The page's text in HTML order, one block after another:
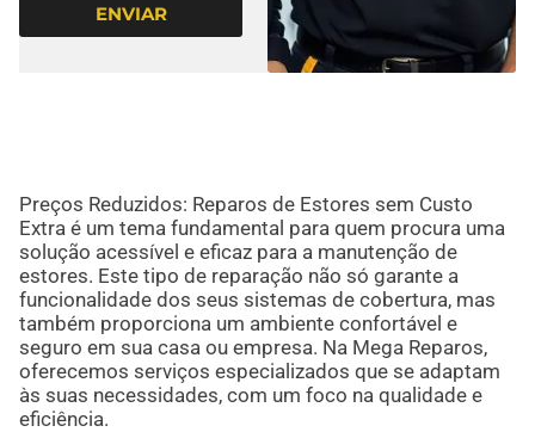
ENVIAR
Preços Reduzidos: Reparos de Estores sem Custo
Extra é um tema fundamental para quem procura uma
solução acessível e eficaz para a manutenção de
estores. Este tipo de reparação não só garante a
funcionalidade dos seus sistemas de cobertura, mas
também proporciona um ambiente confortável e
seguro em sua casa ou empresa. Na Mega Reparos,
oferecemos serviços especializados que se adaptam
às suas necessidades, com um foco na qualidade e
eficiência.